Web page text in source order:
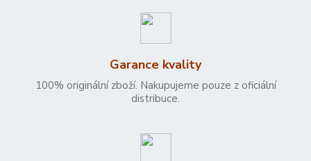
Garance kvality
100% originální zboží. Nakupujeme pouze z oficiální
distribuce.